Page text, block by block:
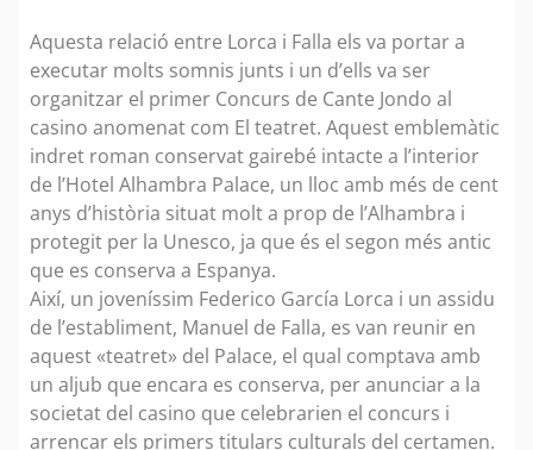
Aquesta relació entre Lorca i Falla els va portar a
executar molts somnis junts i un d’ells va ser
organitzar el primer Concurs de Cante Jondo al
casino anomenat com El teatret. Aquest emblemàtic
indret roman conservat gairebé intacte a l’interior
de l’Hotel Alhambra Palace, un lloc amb més de cent
anys d’història situat molt a prop de l’Alhambra i
protegit per la Unesco, ja que és el segon més antic
que es conserva a Espanya.
Així, un joveníssim Federico García Lorca i un assidu
de l’establiment, Manuel de Falla, es van reunir en
aquest «teatret» del Palace, el qual comptava amb
un aljub que encara es conserva, per anunciar a la
societat del casino que celebrarien el concurs i
arrencar els primers titulars culturals del certamen.